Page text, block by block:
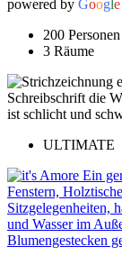
powered by Google
200 Personen
3 Räume
ULTIMATE